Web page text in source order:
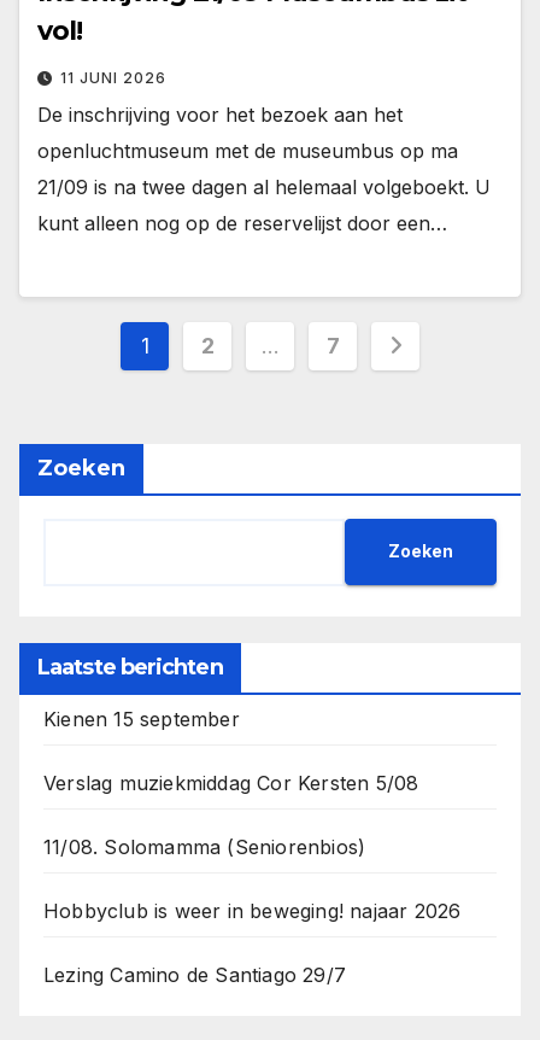
vol!
11 JUNI 2026
De inschrijving voor het bezoek aan het
openluchtmuseum met de museumbus op ma
21/09 is na twee dagen al helemaal volgeboekt. U
kunt alleen nog op de reservelijst door een…
1 2 … 7
Zoeken
Zoeken
Laatste berichten
Kienen 15 september
Verslag muziekmiddag Cor Kersten 5/08
11/08. Solomamma (Seniorenbios)
Hobbyclub is weer in beweging! najaar 2026
Lezing Camino de Santiago 29/7